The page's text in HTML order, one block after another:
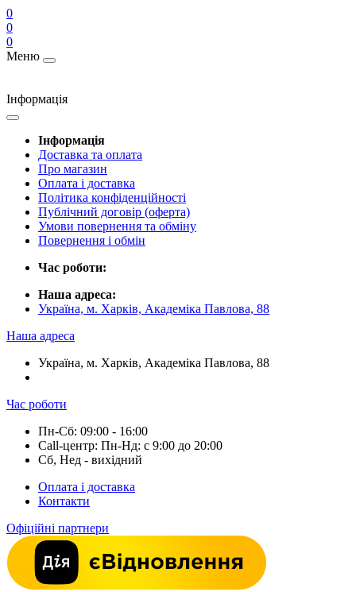
0
0
0
Меню
Інформація
Інформація
Доставка та оплата
Про магазин
Оплата і доставка
Політика конфіденційності
Публічний договір (оферта)
Умови повернення та обміну
Повернення і обмін
Час роботи:
Наша адреса:
Україна, м. Харків, Академіка Павлова, 88
Наша адреса
Україна, м. Харків, Академіка Павлова, 88
Час роботи
Пн-Сб: 09:00 - 16:00
Call-центр: Пн-Нд: с 9:00 до 20:00
Сб, Нед - вихідний
Оплата і доставка
Контакти
Офіційні партнери